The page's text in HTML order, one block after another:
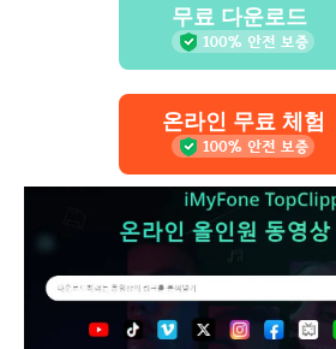
무료 다운로드
온라인 무료 체험